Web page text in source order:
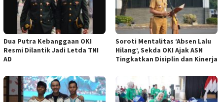
Dua Putra Kebanggaan OKI
Resmi Dilantik Jadi Letda TNI
AD
Soroti Mentalitas ‘Absen Lalu
Hilang’, Sekda OKI Ajak ASN
Tingkatkan Disiplin dan Kinerja